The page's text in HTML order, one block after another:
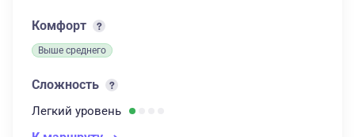
Комфорт
Выше среднего
Сложность
Легкий уровень